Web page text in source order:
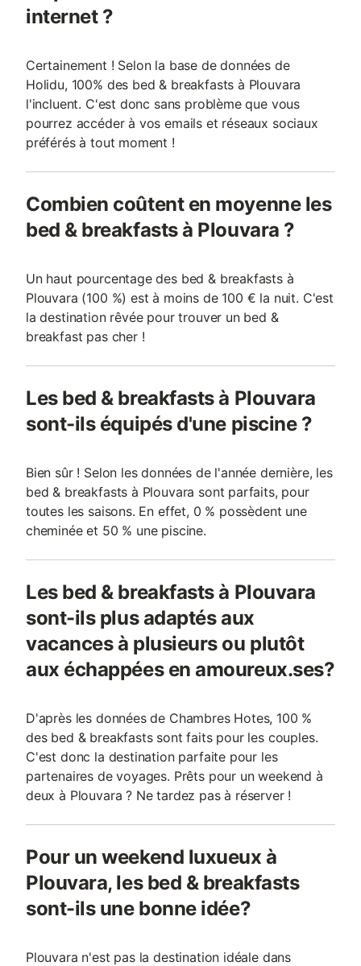
internet ?
Certainement ! Selon la base de données de
Holidu, 100% des bed & breakfasts à Plouvara
l'incluent. C'est donc sans problème que vous
pourrez accéder à vos emails et réseaux sociaux
préférés à tout moment !
Combien coûtent en moyenne les
bed & breakfasts à Plouvara ?
Un haut pourcentage des bed & breakfasts à
Plouvara (100 %) est à moins de 100 € la nuit. C'est
la destination rêvée pour trouver un bed &
breakfast pas cher !
Les bed & breakfasts à Plouvara
sont-ils équipés d'une piscine ?
Bien sûr ! Selon les données de l'année dernière, les
bed & breakfasts à Plouvara sont parfaits, pour
toutes les saisons. En effet, 0 % possèdent une
cheminée et 50 % une piscine.
Les bed & breakfasts à Plouvara
sont-ils plus adaptés aux
vacances à plusieurs ou plutôt
aux échappées en amoureux.ses?
D'après les données de Chambres Hotes, 100 %
des bed & breakfasts sont faits pour les couples.
C'est donc la destination parfaite pour les
partenaires de voyages. Prêts pour un weekend à
deux à Plouvara ? Ne tardez pas à réserver !
Pour un weekend luxueux à
Plouvara, les bed & breakfasts
sont-ils une bonne idée?
Plouvara n'est pas la destination idéale dans